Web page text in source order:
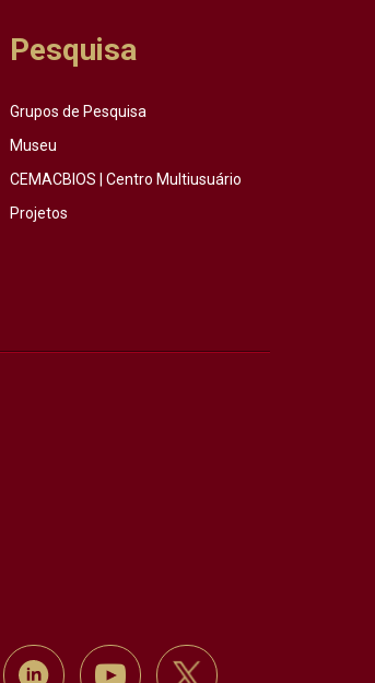
Pesquisa
Grupos de Pesquisa
Museu
CEMACBIOS | Centro Multiusuário
Projetos